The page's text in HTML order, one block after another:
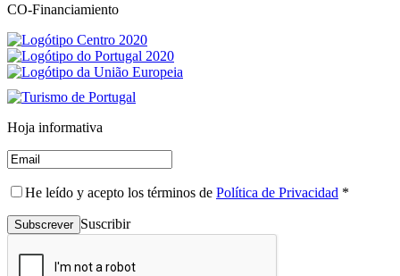
CO-Financiamiento
Hoja informativa
He leído y acepto los términos de Política de Privacidad *
Suscribir